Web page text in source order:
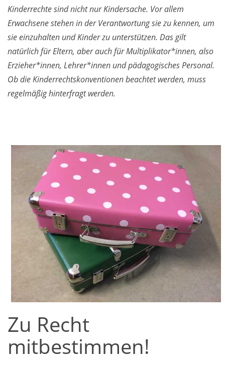
Kinderrechte sind nicht nur Kindersache. Vor allem
Erwachsene stehen in der Verantwortung sie zu kennen, um
sie einzuhalten und Kinder zu unterstützen. Das gilt
natürlich für Eltern, aber auch für Multiplikator*innen, also
Erzieher*innen, Lehrer*innen und pädagogisches Personal.
Ob die Kinderrechtskonventionen beachtet werden, muss
regelmäßig hinterfragt werden.
Zu Recht
mitbestimmen!